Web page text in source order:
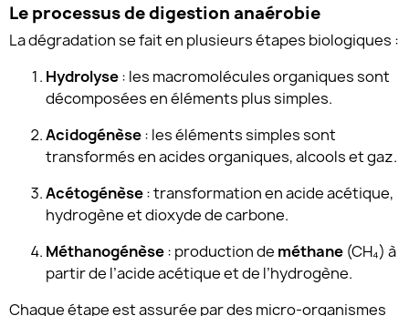
Le processus de digestion anaérobie
La dégradation se fait en plusieurs étapes biologiques :
Hydrolyse: les macromolécules organiques sont
décomposées en éléments plus simples.
Acidogénèse: les éléments simples sont
transformés en acides organiques, alcools et gaz.
Acétogénèse: transformation en acide acétique,
hydrogène et dioxyde de carbone.
Méthanogénèse: production de méthane (CH₄) à
partir de l’acide acétique et de l’hydrogène.
Chaque étape est assurée par des micro-organismes